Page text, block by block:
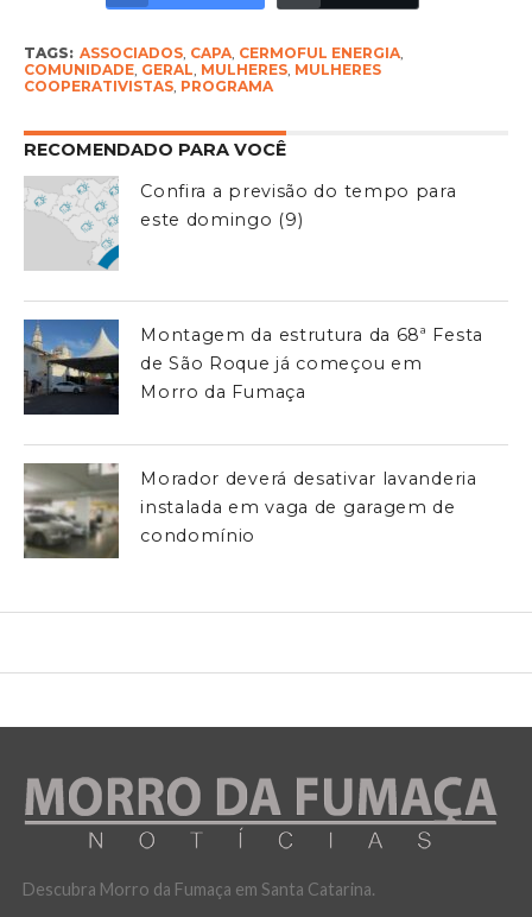
TAGS: ASSOCIADOS, CAPA, CERMOFUL ENERGIA,
COMUNIDADE, GERAL MULHERES, MULHERES
COOPERATIVISTAS, PROGRAMA
RECOMENDADO PARA VOCÊ
Confira a previsão do tempo para
este domingo (9)
Montagem da estrutura da 68ª Festa
de São Roque já começou em
Morro da Fumaça
Morador deverá desativar lavanderia
instalada em vaga de garagem de
condomínio
Descubra Morro da Fumaça em Santa Catarina.